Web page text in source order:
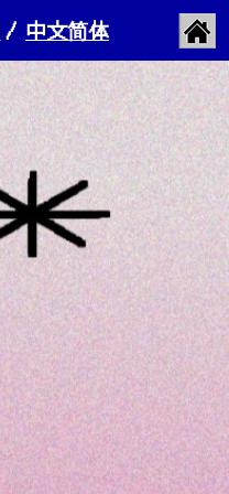
/ ​中文简体